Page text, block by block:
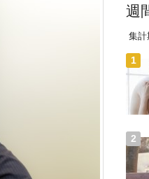
週
集計